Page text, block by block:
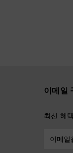
이메일
최신 혜